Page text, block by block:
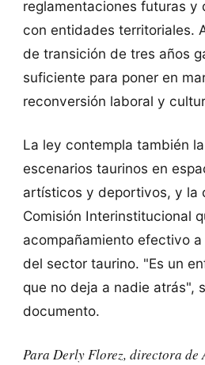
reglamentaciones futuras y
con entidades territoriales.
de transición de tres años
suficiente para poner en
reconversión laboral y
La ley contempla también
escenarios taurinos en
artísticos y deportivos, y la
Comisión Interinstitucional
acompañamiento efectivo
del sector taurino. "Es un
que no deja a nadie atrás",
documento.
Para Derly Florez, directora de